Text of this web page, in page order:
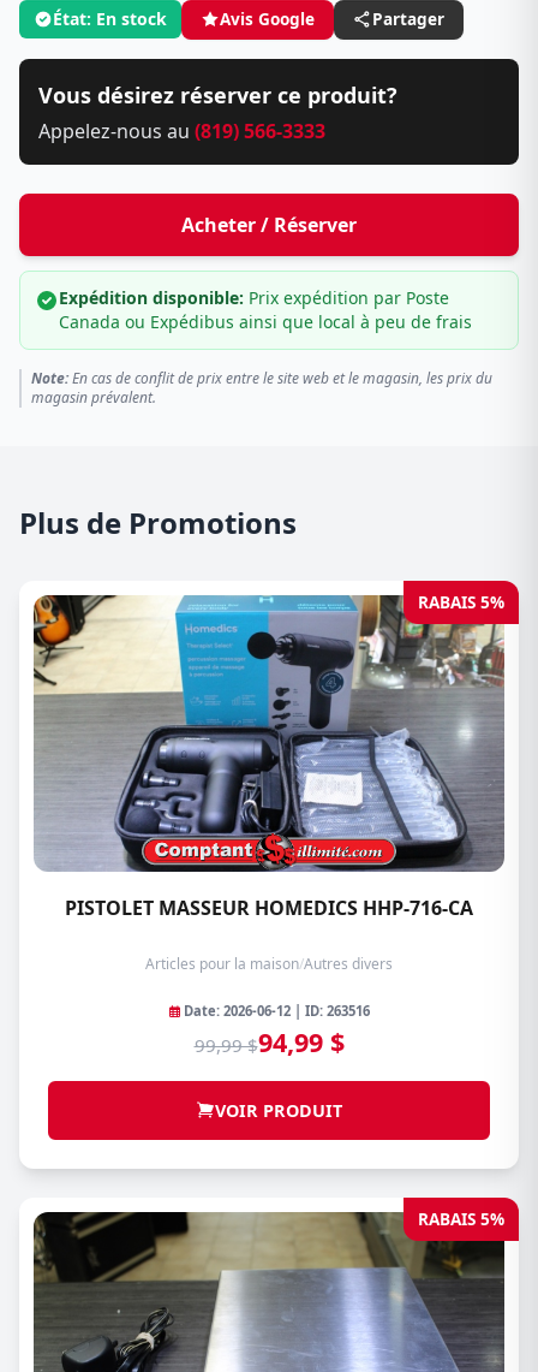
État: En stock Avis Google Partager
Vous désirez réserver ce produit?
Appelez-nous au (819) 566-3333
Acheter / Réserver
Expédition disponible: Prix expédition par Poste
Canada ou Expédibus ainsi que local à peu de frais
Note:En cas de conflit de prix entre le site web et le magasin, les prix du
magasin prévalent.
Plus de Promotions
RABAIS 5%
PISTOLET MASSEUR HOMEDICS HHP-716-CA
Articles pour la maison/Autres divers
Date: 2026-06-12 | ID: 263516
99,99 $94,99 $
VOIR PRODUIT
RABAIS 5%